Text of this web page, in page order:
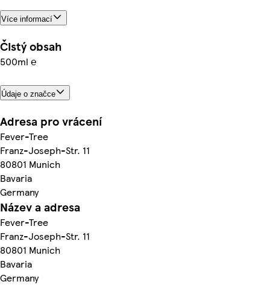
Více informací
Čistý obsah
500ml ℮
Údaje o značce
Adresa pro vrácení
Fever-Tree
Franz-Joseph-Str. 11
80801 Munich
Bavaria
Germany
Název a adresa
Fever-Tree
Franz-Joseph-Str. 11
80801 Munich
Bavaria
Germany